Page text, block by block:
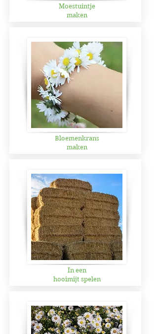
Moestuintje
maken
Bloemenkrans
maken
In een
hooimijt spelen